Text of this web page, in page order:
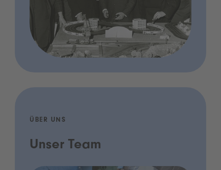
ÜBER UNS
Unser Team